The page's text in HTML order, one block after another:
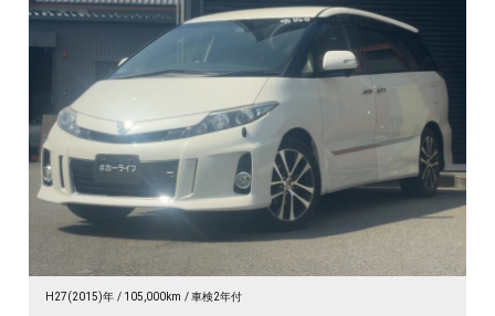
H27(2015)年 105,000km 車検2年付